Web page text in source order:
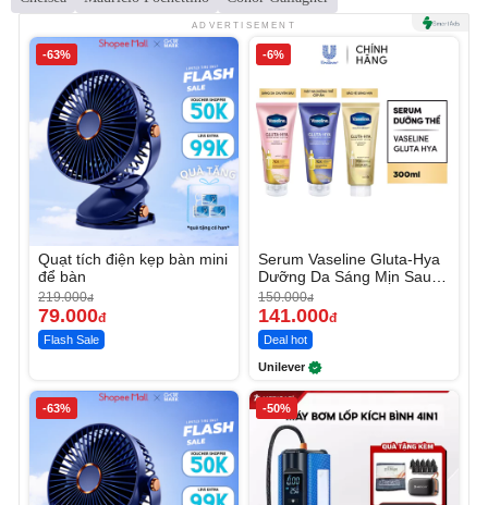
ADVERTISEMENT
-63%
Quạt tích điện kẹp bàn mini
để bàn
219.000đ
79.000đ
Flash Sale
-6%
Serum Vaseline Gluta-Hya
Dưỡng Da Sáng Mịn Sau 7
Ngày
150.000đ
141.000đ
Deal hot
Unilever
-63% -50%